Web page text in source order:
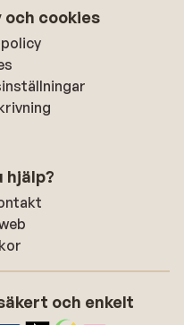
cookies
hjälp?
och enkelt